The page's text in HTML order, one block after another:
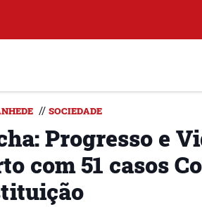
// SOCIEDADE
Progresso e
com 51 casos